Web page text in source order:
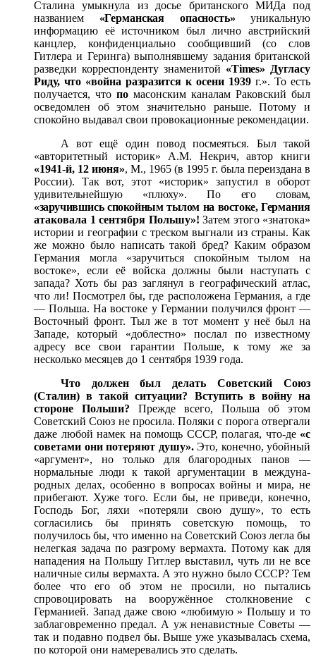
Сталина умыкнула из досье британского МИДа под
названием «Германская опасность»уникальную
информацию её источником был лично австрийский
канцлер, конфиденциально сообщивший (со слов
Гитлера и Геринга) выполнявшему задания британской
разведки корреспонденту знаменитой «Times» Дугласу
Риду, что «война разразится к осени 1939г.». То есть
получается, что по масонским каналам Раковский был
осведомлен об этом значительно раньше. Потому и
спокойно выдавал свои провокационные рекомендации.
А вот ещё один повод посмеяться. Был такой
«авторитетный историк» А.М. Некрич, автор книги
«1941-й, 12 июня», М., 1965 (в 1995 г. была переиздана в
России). Так вот, этот «историк» запустил в оборот
удивительнейшую «плюху». По его словам,
«заручившись спокойным тылом на востоке, Германия
атаковала 1 сентября Польшу»! Затем этого «знатока»
истории и географии с треском выгнали из страны. Как
же можно было написать такой бред? Каким образом
Германия могла «заручиться спокойным тылом на
востоке», если её войска должны были наступать с
запада? Хоть бы раз заглянул в географический атлас,
что ли! Посмотрел бы, где расположена Германия, а где
— Польша. На востоке у Германии получился фронт —
Восточный фронт. Тыл же в тот момент у неё был на
Западе, который «доблестно» послал по известному
адресу все свои гарантии Польше, к тому же за
несколько месяцев до 1 сентября 1939 года.
Что должен был делать Советский Союз
(Сталин) в такой ситуации? Вступить в войну на
стороне Польши? Прежде всего, Польша об этом
Советский Союз не просила. По­ляки с порога отвергали
даже любой намек на помощь СССР, полагая, что-де «с
советами они потеряют душу». Это, конечно, убойный
«аргумент», но только для благородных панов —
нормальные люди к такой аргументации в междуна­
родных делах, особенно в вопросах войны и мира, не
прибегают. Хуже того. Если бы, не приведи, конечно,
Господь Бог, ляхи «потеряли свою душу», то есть
согласились бы принять советскую помощь, то
получилось бы, что именно на Советский Союз легла бы
нелегкая задача по разгрому вермахта. Потому как для
нападения на Польшу Гитлер выставил, чуть ли не все
наличные силы вермахта. А это нужно было СССР? Тем
более что его об этом не просили, но пытались
спровоцировать на вооружённое столкновение с
Германией. Запад даже свою «любимую » Польшу и то
заблаговременно предал. А уж ненавистные Советы —
так и подавно подвел бы. Выше уже указывалась схема,
по которой они намеревались это сделать.